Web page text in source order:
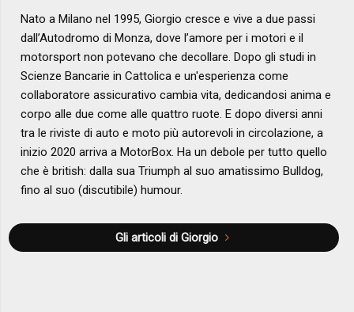
Nato a Milano nel 1995, Giorgio cresce e vive a due passi
dall’Autodromo di Monza, dove l’amore per i motori e il
motorsport non potevano che decollare. Dopo gli studi in
Scienze Bancarie in Cattolica e un'esperienza come
collaboratore assicurativo cambia vita, dedicandosi anima e
corpo alle due come alle quattro ruote. E dopo diversi anni
tra le riviste di auto e moto più autorevoli in circolazione, a
inizio 2020 arriva a MotorBox. Ha un debole per tutto quello
che è british: dalla sua Triumph al suo amatissimo Bulldog,
fino al suo (discutibile) humour.
Gli articoli di Giorgio